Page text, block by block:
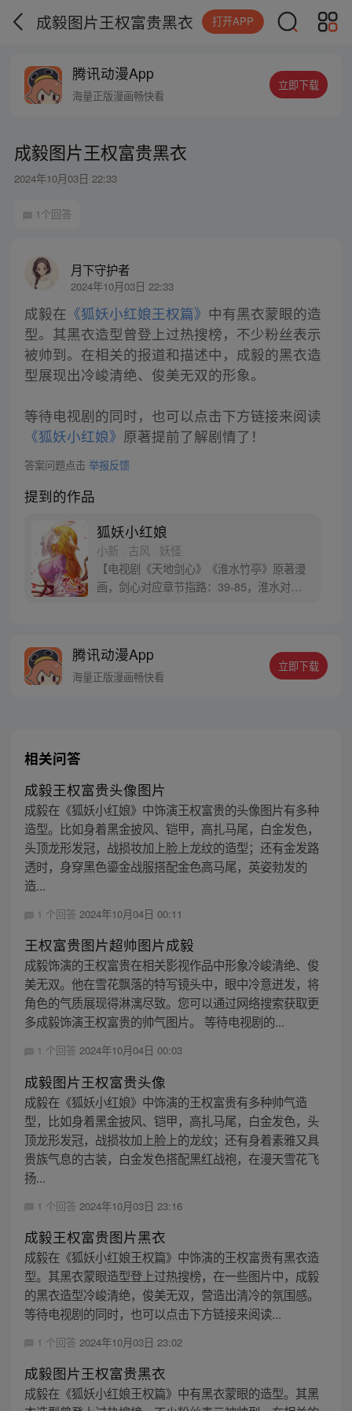
成毅图片王权富贵黑衣 打开APP
腾讯动漫App
海量正版漫画畅快看
立即下载
成毅图片王权富贵黑衣
2024年10月03日 22:33
1个回答
月下守护者
2024年10月03日 22:33
成毅在 《狐妖小红娘王权篇》 中有黑衣蒙眼的造
型。其黑衣造型曾登上过热搜榜，不少粉丝表示
被帅到。在相关的报道和描述中，成毅的黑衣造
型展现出冷峻清绝、俊美无双的形象。
等待电视剧的同时，也可以点击下方链接来阅读
《狐妖小红娘》 原著提前了解剧情了！
答案问题点击 举报反馈
提到的作品
狐妖小红娘
小新 · 古风 · 妖怪
【电视剧《天地剑心》《淮水竹亭》原著漫
画，剑心对应章节指路：39-85，淮水对应
腾讯动漫App
海量正版漫画畅快看
立即下载
相关问答
成毅王权富贵头像图片
成毅在《狐妖小红娘》中饰演王权富贵的头像图片有多种
造型。比如身着黑金披风、铠甲，高扎马尾，白金发色，
头顶龙形发冠，战损妆加上脸上龙纹的造型；还有金发路
透时，身穿黑色鎏金战服搭配金色高马尾，英姿勃发的
造...
1 个回答 2024年10月04日 00:11
王权富贵图片超帅图片成毅
成毅饰演的王权富贵在相关影视作品中形象冷峻清绝、俊
美无双。他在雪花飘落的特写镜头中，眼中冷意迸发，将
角色的气质展现得淋漓尽致。您可以通过网络搜索获取更
多成毅饰演王权富贵的帅气图片。 等待电视剧的...
1 个回答 2024年10月04日 00:03
成毅图片王权富贵头像
成毅在《狐妖小红娘》中饰演的王权富贵有多种帅气造
型，比如身着黑金披风、铠甲，高扎马尾，白金发色，头
顶龙形发冠，战损妆加上脸上的龙纹；还有身着素雅又具
贵族气息的古装，白金发色搭配黑红战袍，在漫天雪花飞
扬...
1 个回答 2024年10月03日 23:16
成毅王权富贵图片黑衣
成毅在《狐妖小红娘王权篇》中饰演的王权富贵有黑衣造
型。其黑衣蒙眼造型登上过热搜榜，在一些图片中，成毅
的黑衣造型冷峻清绝，俊美无双，营造出清冷的氛围感。
等待电视剧的同时，也可以点击下方链接来阅读...
1 个回答 2024年10月03日 23:02
成毅图片王权富贵黑衣
成毅在《狐妖小红娘王权篇》中有黑衣蒙眼的造型。其黑